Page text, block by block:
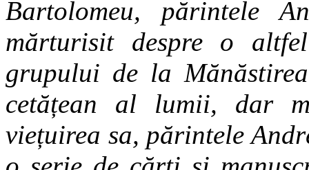
Bartolomeu, părintele
mărturisit despre o
grupului de la
cetățean al lumii, dar
viețuirea sa, părintele